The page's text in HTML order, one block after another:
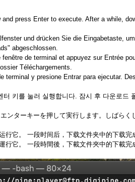
press Enter to execute. After a while,
und drücken Sie die Eingabetaste,
abgeschlossen.
de terminal et appuyez sur Entrée
Téléchargements.
terminal y presione Entrar para ejecutar.
키를 눌러 실행합니다. 잠시 후 다운로드
ンターキーを押して実行します。しばらく
它。 一段时间后，下载文件夹中的下载完
它。 一段時間後，下載文件夾中的下載完